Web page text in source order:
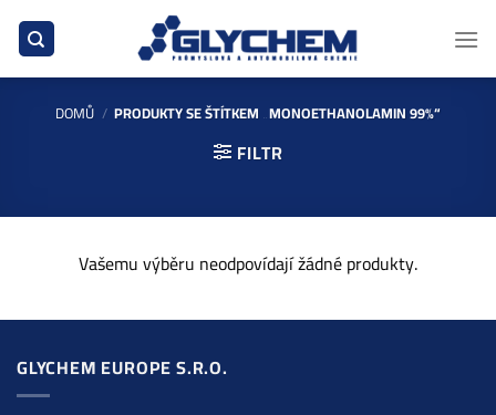
Přeskočit
obsah
DOMŮ / PRODUKTY SE ŠTÍTKEM „MONOETHANOLAMIN 99%“
FILTR
Vašemu výběru neodpovídají žádné produkty.
GLYCHEM EUROPE S.R.O.